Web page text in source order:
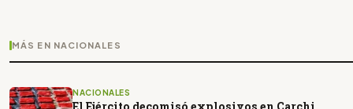
MÁS EN NACIONALES
NACIONALES